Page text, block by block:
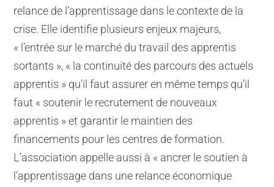
relance de l’apprentissage dans le contexte de la
crise. Elle identifie plusieurs enjeux majeurs,
« l’entrée sur le marché du travail des apprentis
sortants », « la continuité des parcours des actuels
apprentis » qu’il faut assurer en même temps qu’il
faut « soutenir le recrutement de nouveaux
apprentis » et garantir le maintien des
financements pour les centres de formation.
L’association appelle aussi à « ancrer le soutien à
l’apprentissage dans une relance économique